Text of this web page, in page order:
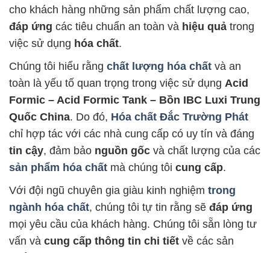
cho khách hàng những sản phẩm chất lượng cao,
đáp ứng các tiêu chuẩn an toàn và hiệu quả trong
việc sử dụng hóa chất.
Chúng tôi hiểu rằng chất lượng hóa chất và an
toàn là yếu tố quan trọng trong việc sử dụng Acid
Formic – Acid Formic Tank – Bồn IBC Luxi Trung
Quốc China. Do đó, Hóa chất Đắc Trường Phát
chỉ hợp tác với các nhà cung cấp có uy tín và đáng
tin cậy, đảm bảo nguồn gốc và chất lượng của các
sản phẩm hóa chất mà chúng tôi cung cấp.
Với đội ngũ chuyên gia giàu kinh nghiệm trong
ngành hóa chất, chúng tôi tự tin rằng sẽ đáp ứng
mọi yêu cầu của khách hàng. Chúng tôi sẵn lòng tư
vấn và cung cấp thông tin chi tiết về các sản